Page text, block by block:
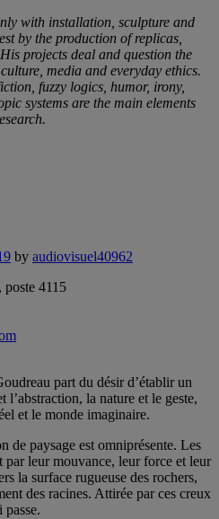
with installation, sculpture and
by the production of replicas,
projects deal and question the
media and everyday ethics.
fuzzy logics, humor, irony,
systems are the main elements
by audiovisuel40962
4115
part du désir d’établir un
l’abstraction, la nature et le geste,
et le monde imaginaire.
de paysage est omniprésente. Les
par leur mouvance, leur force et leur
la surface rugueuse des rochers,
des racines. Attirée par ces creux